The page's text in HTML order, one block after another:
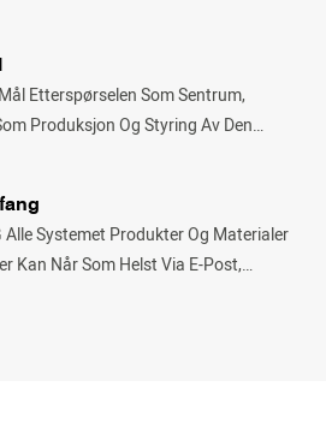
% Tilfredshet
Etterspørselen Som Sentrum,
Produksjon Og Styring Av Den
Av Selskapets Nedbør Av Sterk
Kraft Og Sterk Profesjonell Støtte
Av Avansert Produksjon, Testing
Alle Systemet Produkter Og Materialer
Kan Når Som Helst Via E-Post,